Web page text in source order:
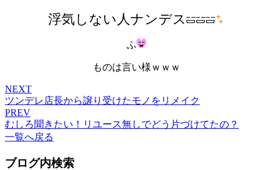
浮気しない人ナンデス
ふ
ものは言い様ｗｗｗ
NEXT
ツンデレ店長から譲り受けたモノをリメイク
PREV
むしろ聞きたい！リユース無しでどう片づけてたの？
一覧へ戻る
ブログ内検索